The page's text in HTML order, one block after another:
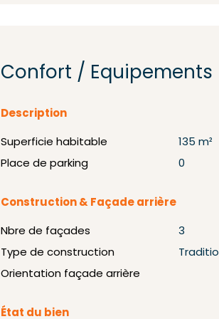
Confort / Equipements
Description
Superficie habitable
135 m²
Place de parking
0
Construction & Façade arrière
Nbre de façades
3
Type de construction
Orientation façade arrière
État du bien